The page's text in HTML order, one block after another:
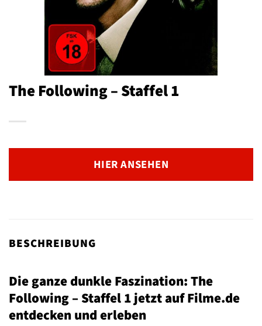
The Following – Staffel 1
HIER ANSEHEN
BESCHREIBUNG
Die ganze dunkle Faszination: The
Following – Staffel 1 jetzt auf Filme.de
entdecken und erleben